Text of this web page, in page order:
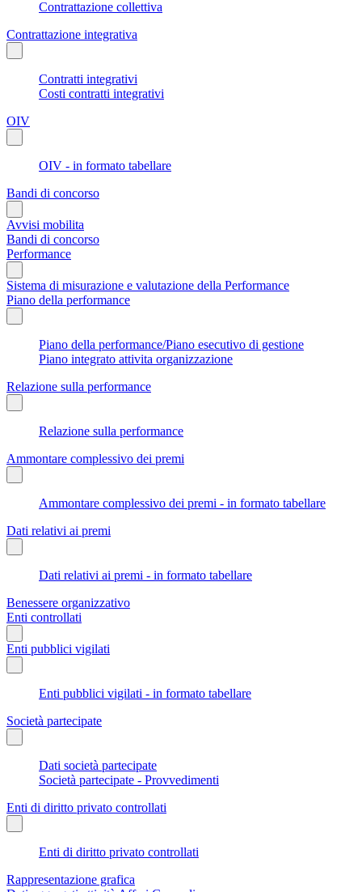
Contrattazione collettiva
Contrattazione integrativa
Contratti integrativi
Costi contratti integrativi
OIV
OIV - in formato tabellare
Bandi di concorso
Avvisi mobilita
Bandi di concorso
Performance
Sistema di misurazione e valutazione della Performance
Piano della performance
Piano della performance/Piano esecutivo di gestione
Piano integrato attivita organizzazione
Relazione sulla performance
Relazione sulla performance
Ammontare complessivo dei premi
Ammontare complessivo dei premi - in formato tabellare
Dati relativi ai premi
Dati relativi ai premi - in formato tabellare
Benessere organizzativo
Enti controllati
Enti pubblici vigilati
Enti pubblici vigilati - in formato tabellare
Società partecipate
Dati società partecipate
Società partecipate - Provvedimenti
Enti di diritto privato controllati
Enti di diritto privato controllati
Rappresentazione grafica